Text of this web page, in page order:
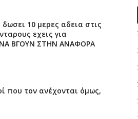
10 μερες αδεια στις
εχεις για
ΒΓΟΥΝ ΣΤΗΝ ΑΝΑΦΟΡΑ
που τον ανέχονται όμως,